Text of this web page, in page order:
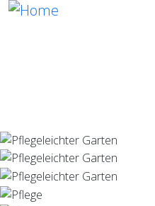
Direkt zum Inhalt